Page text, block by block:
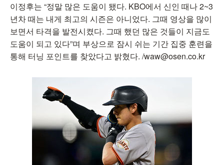
이정후는 “정말 많은 도움이 됐다. KBO에서 신인 때나 2~3
년차 때는 내게 최고의 시즌은 아니었다. 그때 영상을 많이
보면서 타격을 발전시켰다. 그때 했던 많은 것들이 지금도
도움이 되고 있다”며 부상으로 잠시 쉬는 기간 집중 훈련을
통해 터닝 포인트를 찾았다고 밝혔다. /waw@osen.co.kr